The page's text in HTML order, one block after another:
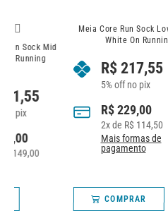
Meia Core Run Sock Low 2P 1 U
White On Running
217,55
229,00
114,50
Mais formas de
COMPRAR